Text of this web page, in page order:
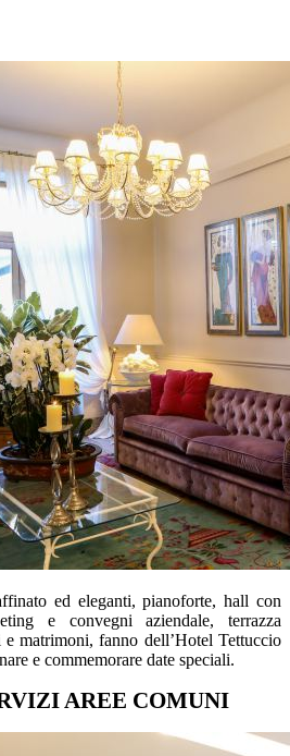
ed eleganti, pianoforte, hall con
e convegni aziendale, terrazza
matrimoni, fanno dell’Hotel Tettuccio
e commemorare date speciali.
AREE COMUNI